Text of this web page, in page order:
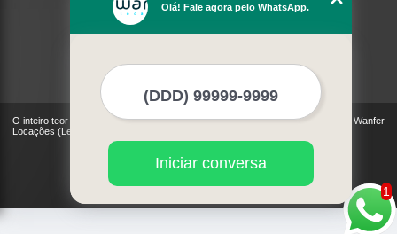
Serviços
Contato
O inteiro teor deste site está sujeito à proteção de direitos autorais. Copyright© Wanfer
Locações (Lei 9610 de 19/02/1998)
1
Olá! Fale agora pelo WhatsApp.
Iniciar conversa